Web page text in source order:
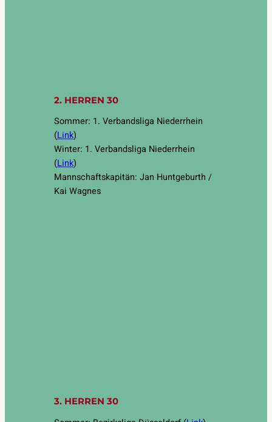
2. HERREN 30
Sommer: 1. Verbandsliga Niederrhein
(Link)
Winter: 1. Verbandsliga Niederrhein
(Link)
Mannschaftskapitän: Jan Huntgeburth /
Kai Wagnes
3. HERREN 30